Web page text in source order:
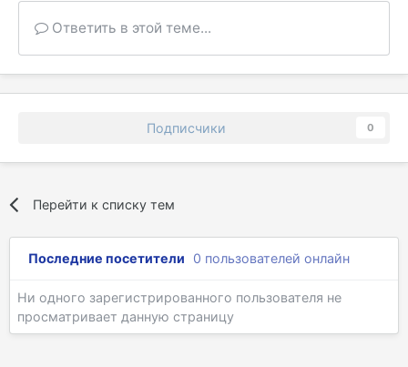
Ответить в этой теме...
Подписчики 0
Перейти к списку тем
Последние посетители 0 пользователей онлайн
Ни одного зарегистрированного пользователя не
просматривает данную страницу